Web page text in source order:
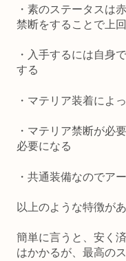
・素のステータスは
禁断をすることで上
・入手するには自身
する
・マテリア装着によ
・マテリア禁断が必
必要になる
・共通装備なのでア
以上のような特徴があ
簡単に言うと、安く
はかかるが、最高の